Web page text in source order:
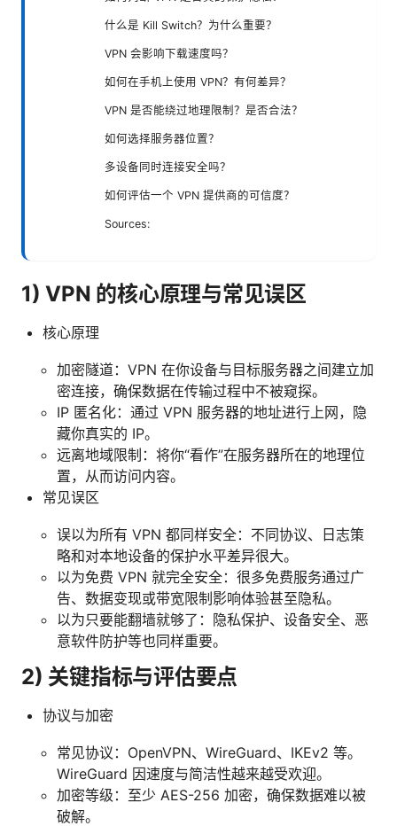
什么是 Kill Switch？为什么重要？
VPN 会影响下载速度吗？
如何在手机上使用 VPN？有何差异？
VPN 是否能绕过地理限制？是否合法？
如何选择服务器位置？
多设备同时连接安全吗？
如何评估一个 VPN 提供商的可信度？
Sources:
1) VPN 的核心原理与常见误区
核心原理
加密隧道：VPN 在你设备与目标服务器之间建立加
密连接，确保数据在传输过程中不被窥探。
IP 匿名化：通过 VPN 服务器的地址进行上网，隐
藏你真实的 IP。
远离地域限制：将你“看作”在服务器所在的地理位
置，从而访问内容。
常见误区
误以为所有 VPN 都同样安全：不同协议、日志策
略和对本地设备的保护水平差异很大。
以为免费 VPN 就完全安全：很多免费服务通过广
告、数据变现或带宽限制影响体验甚至隐私。
以为只要能翻墙就够了：隐私保护、设备安全、恶
意软件防护等也同样重要。
2) 关键指标与评估要点
协议与加密
常见协议：OpenVPN、WireGuard、IKEv2 等。
WireGuard 因速度与简洁性越来越受欢迎。
加密等级：至少 AES-256 加密，确保数据难以被
破解。